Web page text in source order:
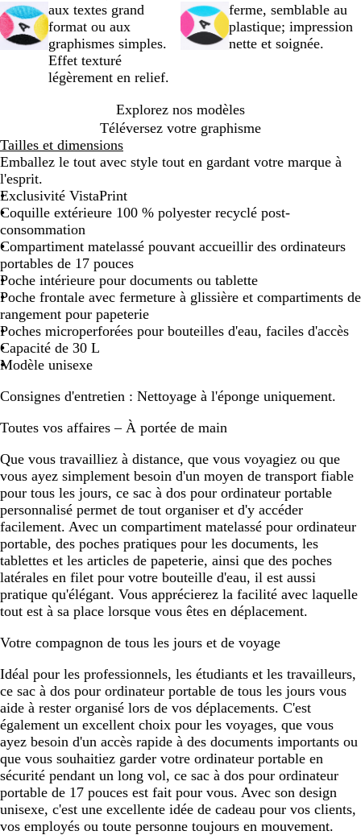
aux textes grand
format ou aux
graphismes simples.
Effet texturé
légèrement en relief.
ferme, semblable au
plastique; impression
nette et soignée.
Explorez nos modèles
Téléversez votre graphisme
Tailles et dimensions
Emballez le tout avec style tout en gardant votre marque à
l'esprit.
Exclusivité VistaPrint
Coquille extérieure 100 % polyester recyclé post-
consommation
Compartiment matelassé pouvant accueillir des ordinateurs
portables de 17 pouces
Poche intérieure pour documents ou tablette
Poche frontale avec fermeture à glissière et compartiments de
rangement pour papeterie
Poches microperforées pour bouteilles d'eau, faciles d'accès
Capacité de 30 L
Modèle unisexe
Consignes d'entretien : Nettoyage à l'éponge uniquement.
Toutes vos affaires – À portée de main
Que vous travailliez à distance, que vous voyagiez ou que
vous ayez simplement besoin d'un moyen de transport fiable
pour tous les jours, ce sac à dos pour ordinateur portable
personnalisé permet de tout organiser et d'y accéder
facilement. Avec un compartiment matelassé pour ordinateur
portable, des poches pratiques pour les documents, les
tablettes et les articles de papeterie, ainsi que des poches
latérales en filet pour votre bouteille d'eau, il est aussi
pratique qu'élégant. Vous apprécierez la facilité avec laquelle
tout est à sa place lorsque vous êtes en déplacement.
Votre compagnon de tous les jours et de voyage
Idéal pour les professionnels, les étudiants et les travailleurs,
ce sac à dos pour ordinateur portable de tous les jours vous
aide à rester organisé lors de vos déplacements. C'est
également un excellent choix pour les voyages, que vous
ayez besoin d'un accès rapide à des documents importants ou
que vous souhaitiez garder votre ordinateur portable en
sécurité pendant un long vol, ce sac à dos pour ordinateur
portable de 17 pouces est fait pour vous. Avec son design
unisexe, c'est une excellente idée de cadeau pour vos clients,
vos employés ou toute personne toujours en mouvement.